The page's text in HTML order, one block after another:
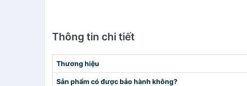
Thông tin chi tiết
Thương hiệu
Sản phẩm có được bảo hành không?